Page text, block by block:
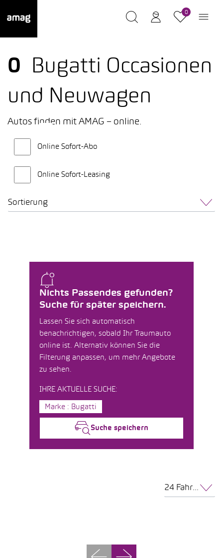
0
0
Bugatti Occasionen
und Neuwagen
Autos finden mit AMAG – online.
Online Sofort-Abo
Online Sofort-Leasing
Sortierung
Nichts Passendes gefunden?
Suche für später speichern.
Lassen Sie sich automatisch
benachrichtigen, sobald Ihr Traumauto
online ist. Alternativ können Sie die
Filterung anpassen, um mehr Angebote
zu sehen.
IHRE AKTUELLE SUCHE:
Marke : Bugatti
Suche speichern
24 Fahrzeuge pro Seite